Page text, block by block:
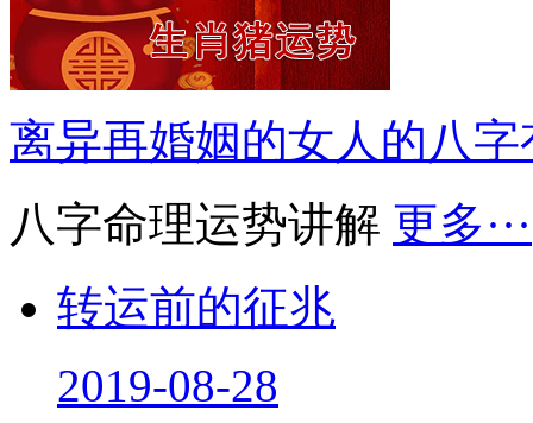
离异再婚姻的女人的八
八字命理运势讲解 更多···
转运前的征兆
2019-08-28